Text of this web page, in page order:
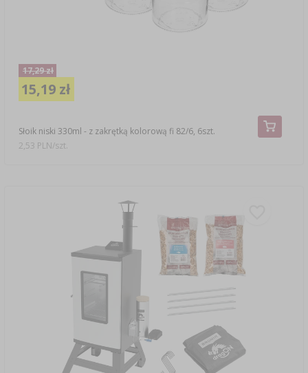
Słoik niski 330ml - z zakrętką kolorową fi 82/6, 6szt.
17,29 zł
15,19 zł
2,53 PLN/szt.